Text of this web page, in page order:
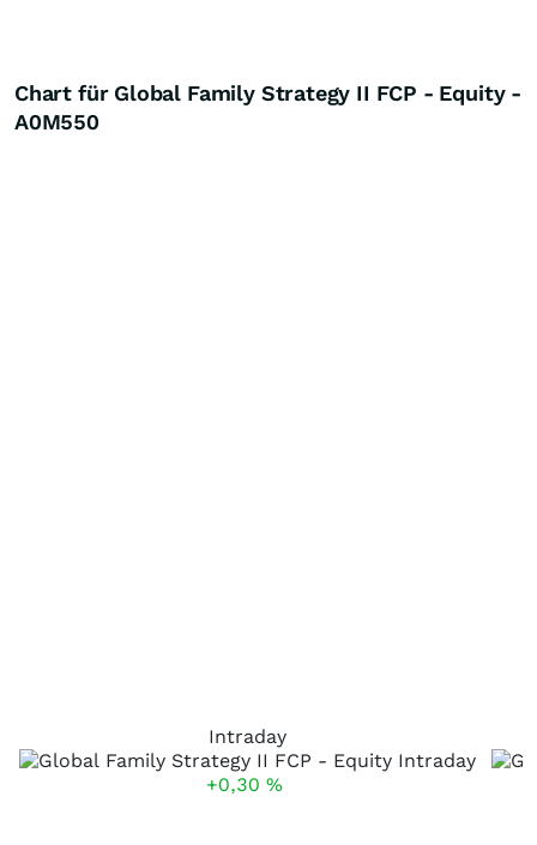
Chart für Global Family Strategy II FCP - Equity -
A0M550
Intraday
+0,30 %